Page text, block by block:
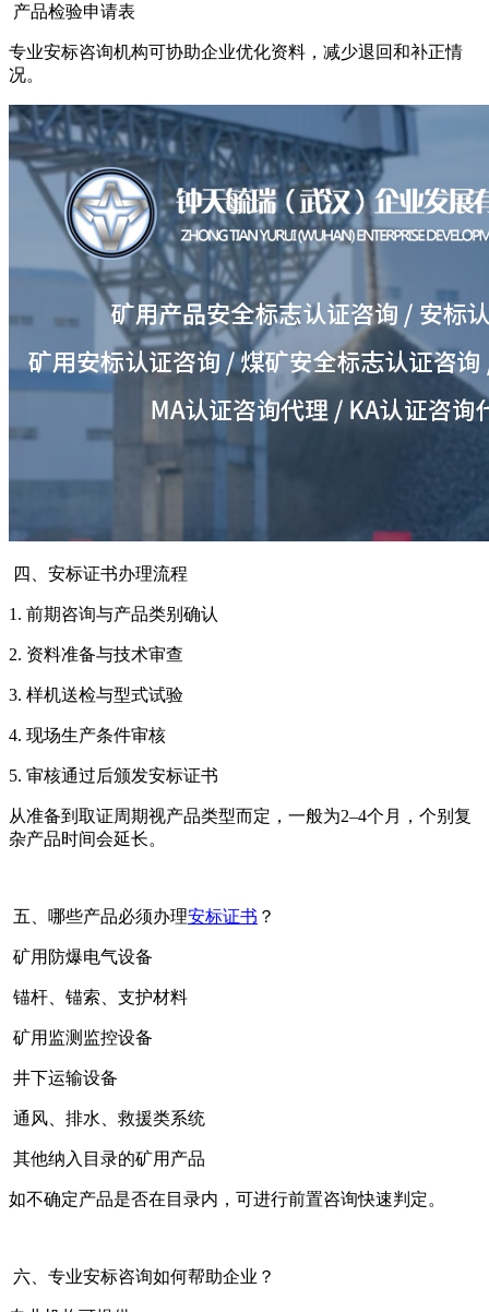
产品检验申请表
专业安标咨询机构可协助企业优化资料，减少退回和补正情
况。
四、安标证书办理流程
1. 前期咨询与产品类别确认
2. 资料准备与技术审查
3. 样机送检与型式试验
4. 现场生产条件审核
5. 审核通过后颁发安标证书
从准备到取证周期视产品类型而定，一般为2–4个月，个别复
杂产品时间会延长。
五、哪些产品必须办理安标证书 ？
矿用防爆电气设备
锚杆、锚索、支护材料
矿用监测监控设备
井下运输设备
通风、排水、救援类系统
其他纳入目录的矿用产品
如不确定产品是否在目录内，可进行前置咨询快速判定。
六、专业安标咨询如何帮助企业？